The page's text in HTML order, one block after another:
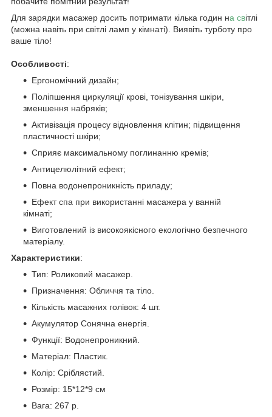
Для зарядки масажер досить потримати кілька годин на світлі
(можна навіть при світлі ламп у кімнаті). Виявіть турботу про
ваше тіло!
Особливості:
Ергономічний дизайн;
Поліпшення циркуляції крові, тонізування шкіри,
зменшення набряків;
Активізація процесу відновлення клітин; підвищення
пластичності шкіри;
Сприяє максимальному поглинанню кремів;
Антицелюлітний ефект;
Повна водонепроникність приладу;
Ефект спа при використанні масажера у ванній
кімнаті;
Виготовлений із високоякісного екологічно безпечного
матеріалу.
Характеристики:
Тип: Роликовий масажер.
Призначення: Обличчя та тіло.
Кількість масажних голівок: 4 шт.
Акумулятор Сонячна енергія.
Функції: Водонепроникний.
Матеріал: Пластик.
Колір: Сріблястий.
Розмір: 15*12*9 см
Вага: 267 р.